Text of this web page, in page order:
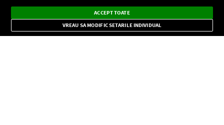
CONFIDENŢIALITATE
Dark
Mode
Radio live, podcasturi, știri și alerte
importante.
×
ACCEPT TOATE
VREAU SA MODIFIC SETARILE INDIVIDUAL